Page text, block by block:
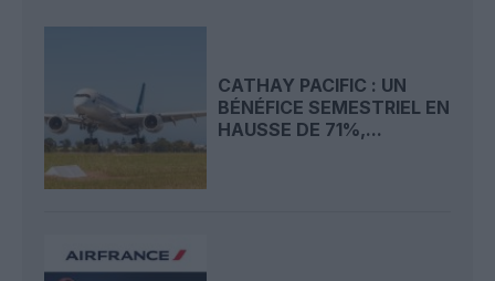
CATHAY PACIFIC : UN
BÉNÉFICE SEMESTRIEL EN
HAUSSE DE 71%,...